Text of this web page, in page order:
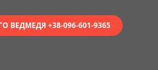
ВЕДМЕДЯ +38-096-601-9365